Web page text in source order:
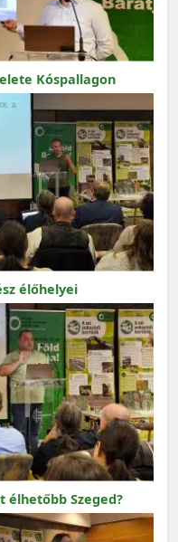
Kóspallagon
élőhelyei
élhetőbb Szeged?